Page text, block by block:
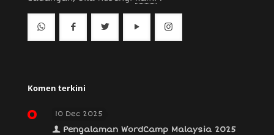
Komen terkini
10 Dec 2025
Pengalaman WordCamp Malaysia 2025